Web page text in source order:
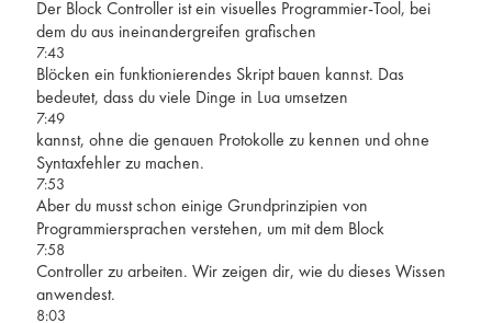
Der Block Controller ist ein visuelles Programmier-Tool, bei
dem du aus ineinandergreifen grafischen
7:43
Blöcken ein funktionierendes Skript bauen kannst. Das
bedeutet, dass du viele Dinge in Lua umsetzen
7:49
kannst, ohne die genauen Protokolle zu kennen und ohne
Syntaxfehler zu machen.
7:53
Aber du musst schon einige Grundprinzipien von
Programmiersprachen verstehen, um mit dem Block
7:58
Controller zu arbeiten. Wir zeigen dir, wie du dieses Wissen
anwendest.
8:03